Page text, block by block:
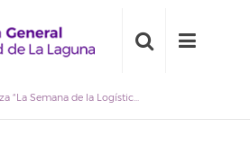
El lunes comienza “La Semana de la Logística”